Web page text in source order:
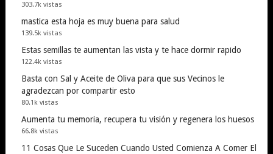
303.7k vistas
mastica esta hoja es muy buena para salud
139.5k vistas
Estas semillas te aumentan las vista y te hace dormir rapido
122.4k vistas
Basta con Sal y Aceite de Oliva para que sus Vecinos le
agradezcan por compartir esto
80.1k vistas
Aumenta tu memoria, recupera tu visión y regenera los huesos
66.8k vistas
11 Cosas Que Le Suceden Cuando Usted Comienza A Comer El